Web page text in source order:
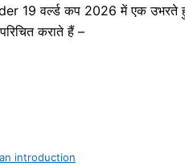
19 वर्ल्ड कप 2026 में एक उभरते
कराते हैं –
introduction